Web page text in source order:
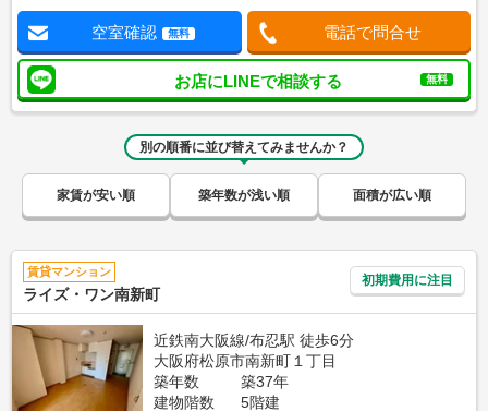
空室確認 無料 電話で問合せ
お店にLINEで相談する 無料
別の順番に並び替えてみませんか？
家賃が安い順 築年数が浅い順 面積が広い順
賃貸マンション
ライズ・ワン南新町
初期費用に注目
近鉄南大阪線/布忍駅 徒歩6分
大阪府松原市南新町１丁目
築年数
築37年
建物階数
5階建